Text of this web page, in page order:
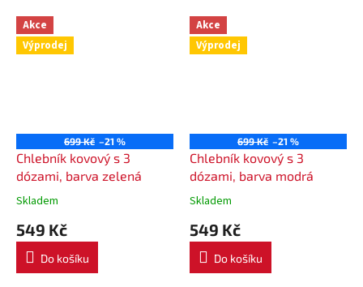
Akce
Výprodej
699 Kč –21 %
Chlebník kovový s 3
dózami, barva zelená
Skladem
549 Kč
Do košíku
Akce
Výprodej
699 Kč –21 %
Chlebník kovový s 3
dózami, barva modrá
Skladem
549 Kč
Do košíku